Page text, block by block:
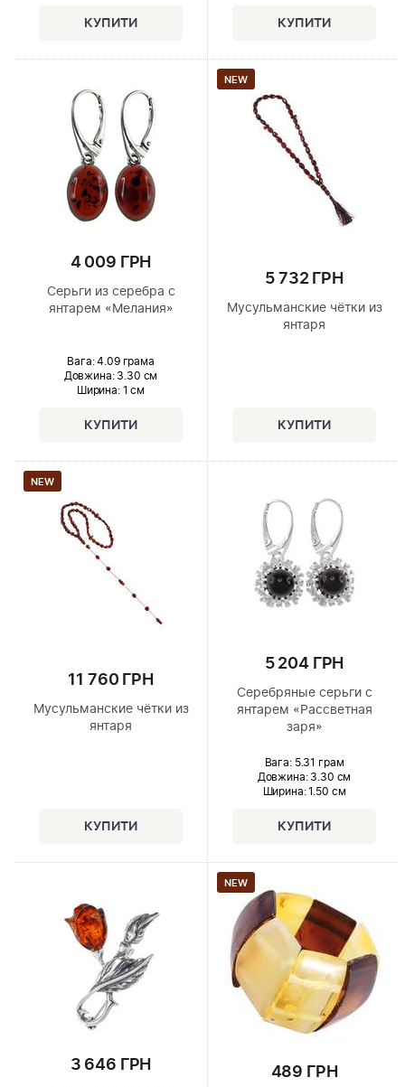
4 009 ГРН
Серьги из серебра с
янтарем «Мелания»
Вага: 4.09 грама
Довжина:3.30 см
Ширина: 1 см
NEW
5 732 ГРН
Мусульманские чётки из
янтаря
NEW
11 760 ГРН
Мусульманские чётки из
янтаря
5 204 ГРН
Серебряные серьги с
янтарем «Рассветная
заря»
Вага: 5.31 грам
Довжина:3.30 см
Ширина: 1.50 см
3 646 ГРН
NEW
489 ГРН